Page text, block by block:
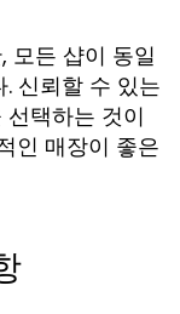
모든 샵이 동일
신뢰할 수 있는
택하는 것이
인 매장이 좋은